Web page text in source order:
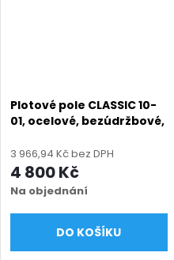
Plotové pole CLASSIC 10-
01, ocelové, bezúdržbové,
mm, výška 450–1950
mm), modrá RAL 5010
matná
3 966,94 Kč bez DPH
4 800 Kč
Na objednání
DO KOŠÍKU